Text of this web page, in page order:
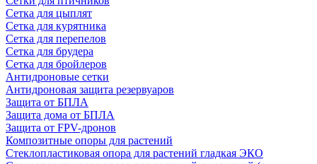
Сетка для цыплят
Сетка для курятника
Сетка для перепелов
Сетка для брудера
Сетка для бройлеров
Антидроновые сетки
Антидроновая защита резервуаров
Защита от БПЛА
Защита дома от БПЛА
Защита от FPV-дронов
Композитные опоры для растений
Стеклопластиковая опора для растений гладкая ЭКО